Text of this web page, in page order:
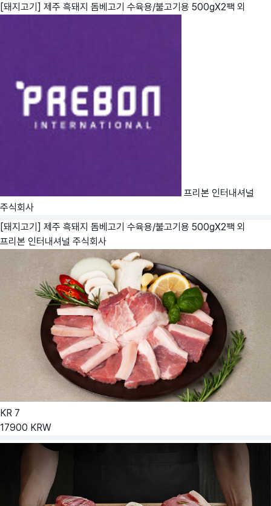
[돼지고기] 제주 흑돼지 돔베고기 수육용/불고기용 500gX2팩 외
프리본 인터내셔널
주식회사
[돼지고기] 제주 흑돼지 돔베고기 수육용/불고기용 500gX2팩 외
프리본 인터내셔널 주식회사
KR 7
17900 KRW